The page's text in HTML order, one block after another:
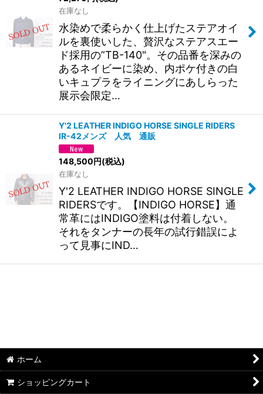
在庫なし
水染めで柔らかく仕上げたステアオイ
ルを裏使いした、贅沢なステアスエー
ド採用の”TB-140"。その品番を深みの
あるネイビーに染め、内ポケ付きの白
いキュプラをライニングにあしらった
展示会限定…
Y'2 LEATHER INDIGO HORSE SINGLE RIDERS
IR-42メンズ 人気 通販
148,500円(税込)
在庫なし
Y'2 LEATHER INDIGO HORSE SINGLE
RIDERSです。【INDIGO HORSE】通
常革にはINDIGO塗料は付着しない。
それをタンナーの長年の試行錯誤によ
って見事にIND…
ホーム
ショッピングカート